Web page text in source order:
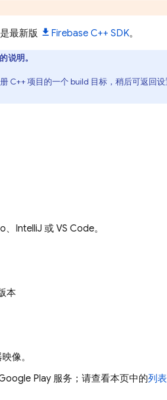
最新版 Firebase C++ SDK。
说明。
C++ 项目的一个 build 目标，稍后可返回
IntelliJ 或 VS Code。
本
像。
Play 服务；请查看本页中的列表